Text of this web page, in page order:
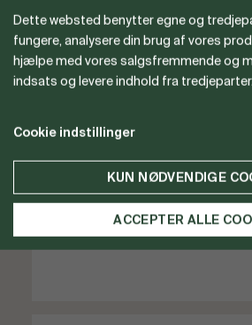
Dette websted benytter egne og
fungere, analysere din brug af vores
hjælpe med vores salgsfremmende og
indsats og levere indhold fra
Cookie indstillinger
KUN NØDVENDIGE
ACCEPTER ALLE